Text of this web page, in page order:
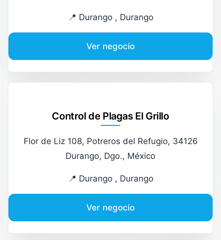
📍 Durango , Durango
Ver negocio
Control de Plagas El Grillo
Flor de Liz 108, Potreros del Refugio, 34126
Durango, Dgo., México
📍 Durango , Durango
Ver negocio